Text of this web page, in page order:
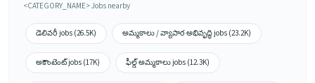
<CATEGORY_NAME> Jobs nearby
డెలివరీ jobs (26.5K) అమ్మకాలు / వ్యాపార అభివృద్ధి jobs (23.2K)
అకౌంటెంట్ jobs (17K) ఫీల్డ్ అమ్మకాలు jobs (12.3K)